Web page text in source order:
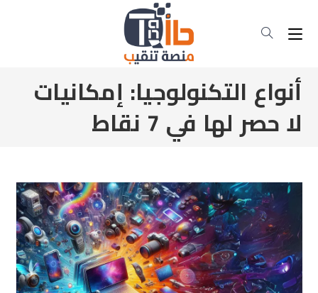
أنواع التكنولوجيا: إمكانيات
لا حصر لها في 7 نقاط